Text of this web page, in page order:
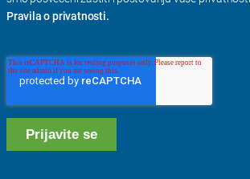
Pravila o privatnosti.